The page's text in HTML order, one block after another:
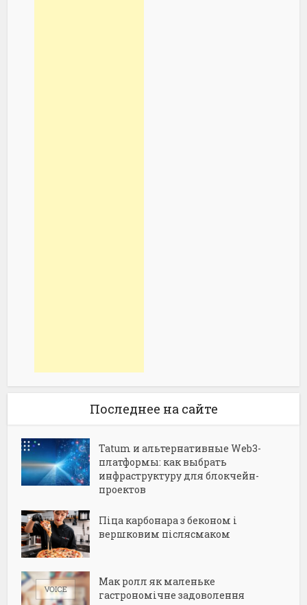
Последнее на сайте
Tatum и альтернативные Web3-
платформы: как выбрать
инфраструктуру для блокчейн-
проектов
Піца карбонара з беконом і
вершковим післясмаком
Мак ролл як маленьке
гастрономічне задоволення